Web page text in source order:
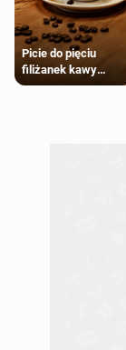
Picie do pięciu
filiżanek kawy
dziennie jest